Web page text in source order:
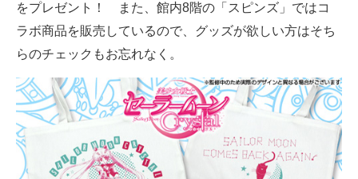
をプレゼント！ また、館内8階の「スピンズ」ではコ
ラボ商品を販売しているので、グッズが欲しい方はそち
らのチェックもお忘れなく。